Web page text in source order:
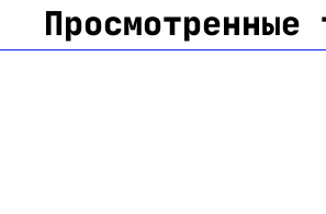
Просмотренные